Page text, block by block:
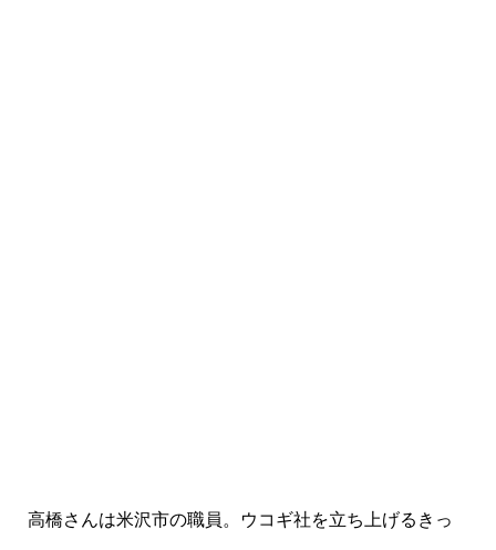
高橋さんは米沢市の職員。ウコギ社を立ち上げるきっ